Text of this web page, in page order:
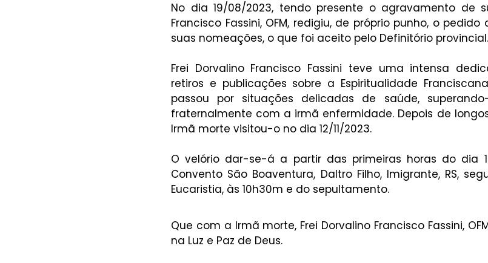
No dia 19/08/2023, tendo presente o agravamento de
Francisco Fassini, OFM, redigiu, de próprio punho, o
suas nomeações, o que foi aceito pelo Definitório provincial.
Frei Dorvalino Francisco Fassini teve uma intensa
retiros e publicações sobre a Espiritualidade
passou por situações delicadas de saúde,
fraternalmente com a irmã enfermidade. Depois de
Irmã morte visitou-o no dia 12/11/2023.
O velório dar-se-á a partir das primeiras horas do dia
Convento São Boaventura, Daltro Filho, Imigrante, RS,
Eucaristia, às 10h30m e do sepultamento.
Que com a Irmã morte, Frei Dorvalino Francisco Fassini,
na Luz e Paz de Deus.